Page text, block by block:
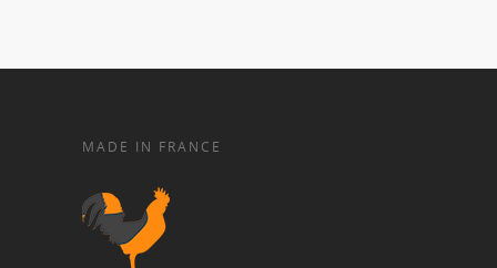
MADE IN FRANCE